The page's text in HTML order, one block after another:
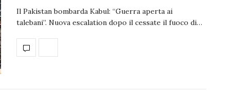
Il Pakistan bombarda Kabul: “Guerra aperta ai
talebani”. Nuova escalation dopo il cessate il fuoco di…